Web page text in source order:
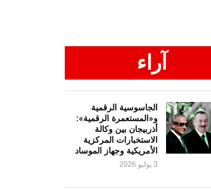
آراء
الجاسوسية الرقمية
و«المستعمرة الرقمية»:
أذربيجان بين وكالة
الاستخبارات المركزية
الأمريكية وجهاز الموساد
3 يوليو 2026